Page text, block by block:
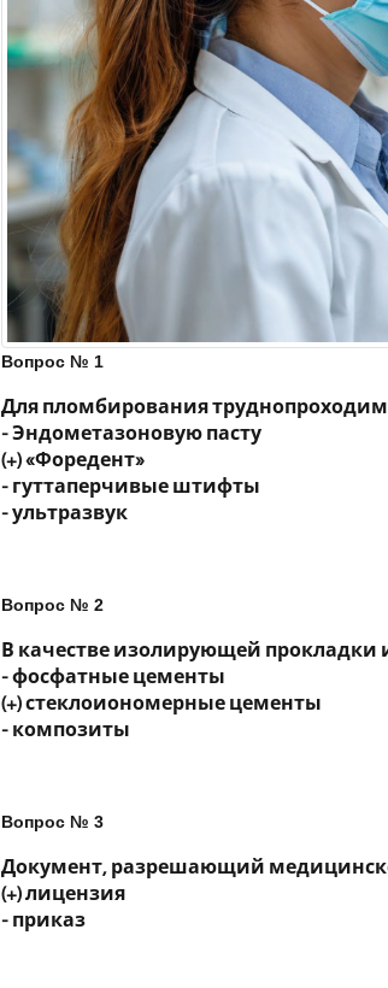
Вопрос № 1
Для пломбирования
- Эндометазоновую пасту
(+) «Форедент»
- гуттаперчивые штифты
- ультразвук
Вопрос № 2
В качестве изолирующей прокладки
- фосфатные цементы
(+) стеклоиономерные цементы
- композиты
Вопрос № 3
Документ, разрешающий
(+) лицензия
- приказ